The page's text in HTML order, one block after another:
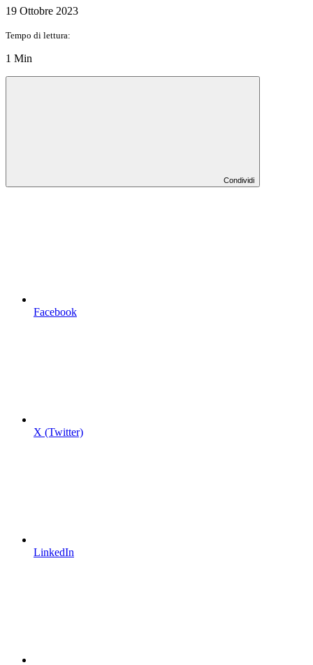
19 Ottobre 2023
Tempo di lettura:
1 Min
Condividi
Facebook
X (Twitter)
LinkedIn